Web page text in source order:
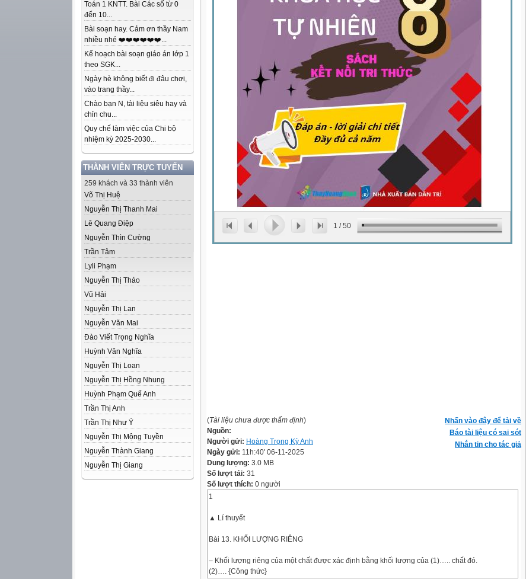
Toán 1 KNTT. Bài Các số từ 0
đến 10...
Bài soạn hay. Cảm ơn thầy Nam
nhiều nhé ❤️❤️❤️❤️❤️❤️...
Kế hoạch bài soạn giáo án lớp 1
theo SGK...
Ngày hè không biết đi đâu chơi,
vào trang thầy...
Chào bạn N, tài liệu siêu hay và
chỉn chu...
Quy chế làm việc của Chi bộ
nhiệm kỳ 2025-2030...
THÀNH VIÊN TRỰC TUYẾN
259 khách và 33 thành viên
Võ Thị Huệ
Nguyễn Thị Thanh Mai
Lê Quang Điệp
Nguyễn Thìn Cường
Trần Tâm
Lyli Phạm
Nguyễn Thị Thảo
Vũ Hải
Nguyễn Thị Lan
Nguyễn Văn Mai
Đào Viết Trọng Nghĩa
Huỳnh Văn Nghĩa
Nguyễn Thị Loan
Nguyễn Thị Hồng Nhung
Huỳnh Phạm Quế Anh
Trần Thị Anh
Trần Thị Như Ý
Nguyễn Thị Mộng Tuyền
Nguyễn Thành Giang
Nguyễn Thị Giang
1 /50
Nhấn vào đây để tải về
Báo tài liệu có sai sót
Nhắn tin cho tác giả
(Tài liệu chưa được thẩm định)
Nguồn:
Người gửi: Hoàng Trọng Kỳ Anh
Ngày gửi: 11h:40' 06-11-2025
Dung lượng: 3.0 MB
Số lượt tải: 31
Số lượt thích: 0 người
1
▲ Lí thuyết
Bài 13. KHỐI LƯỢNG RIÊNG
– Khối lượng riêng của một chất được xác định bằng khối lượng của (1)….. chất đó.
(2)…. {Công thức}